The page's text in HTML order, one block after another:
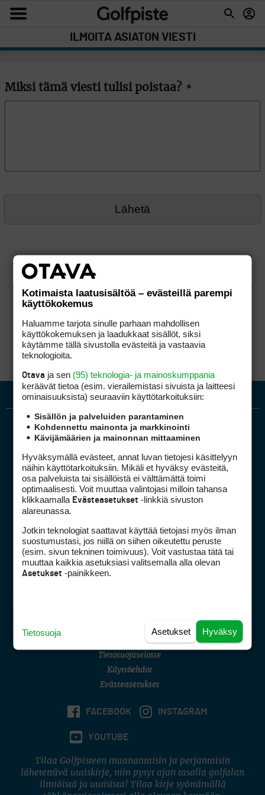
ILMOITA ASIATON VIESTI
Miksi tämä viesti tulisi poistaa? *
Golfpiste mediakortti
Golfpisteen yhteystiedot
DSA avoimuusraportti
Asiakaspalvelu
(digi) digi@otavamedia.fi
Tietosuojaseloste
Käyttöehdot
Evästeasetukset
FACEBOOK INSTAGRAM
YOUTUBE
Tilaa Golfpisteen maanantaisin ja perjantaisin
lähetettävä uutiskirje, niin pysyt ajan tasalla golfalan
ilmiöistä ja uutisista! Tilaa kirje syöttämällä
Kotimaista laatusisältöä – evästeillä parempi
käyttökokemus
Haluamme tarjota sinulle parhaan mahdollisen
käyttökokemuksen ja laadukkaat sisällöt, siksi
käytämme tällä sivustolla evästeitä ja vastaavia
teknologioita.
Otava ja sen (95) teknologia- ja mainoskumppania
keräävät tietoa (esim. vierailemis­tasi sivuista ja laitteesi
ominaisuuk­sista) seuraaviin käyttötarkoituksiin:
Sisällön ja palveluiden parantaminen
Kohdennettu mainonta ja markkinointi
Kävijämäärien ja mainonnan mittaaminen
Hyväksymällä evästeet, annat luvan tietojesi käsittelyyn
näihin käyttötarkoituksiin. Mikäli et hyväksy evästeitä,
osa palveluista tai sisällöistä ei välttämättä toimi
optimaalisesti. Voit muuttaa valintojasi milloin tahansa
klikkaamalla Evästeasetukset -linkkiä sivuston
alareunassa.
Jotkin teknologiat saattavat käyttää tietojasi myös ilman
suostumustasi, jos niillä on siihen oikeutettu peruste
(esim. sivun tekninen toimivuus). Voit vastustaa tätä tai
muuttaa kaikkia asetuksiasi valitsemalla alla olevan
Asetukset -painikkeen.
Hyväksy
Asetukset
Tietosuoja